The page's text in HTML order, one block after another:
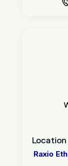
Location
Raxio